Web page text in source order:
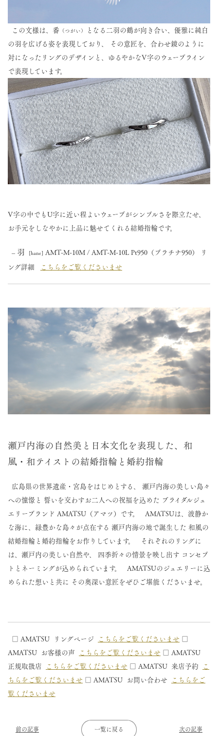
この文様は、番 （つがい）
となる二羽の鶴が向き合い、優雅に純白
の羽を広げる姿を表現しており、 その意匠を、合わせ鏡のように
対になったリングのデザインと、ゆるやかなV字のウェーブライン
で表現しています。
V字の中でもU字に近い程よいウェーブがシンプルさを際立たせ、
お手元をしなやかに上品に魅せてくれる結婚指輪です。
– 羽 [hane] AMT-M-10M / AMT-M-10L Pt950（プラチナ950） リ
ング詳細 こちらをご覧くださいませ
瀬戸内海の自然美と日本文化を表現した、和
風・和テイストの結婚指輪と婚約指輪
広島県の世界遺産・宮島をはじめとする、 瀬戸内海の美しい島々
への憧憬と 誓いを交わすお二人への祝福を込めた ブライダルジュ
エリーブランド AMATSU（アマツ）です。 AMATSUは、波静か
な海に、緑豊かな島々が点在する 瀬戸内海の地で誕生した 和風の
結婚指輪と婚約指輪をお作りしています。 それぞれのリングに
は、瀬戸内の美しい自然や、 四季折々の情景を映し出す コンセプ
トとネーミングが込められています。 AMATSUのジュエリーに込
められた想いと共に その奥深い意匠をぜひご堪能くださいませ。
□ AMATSU リングページ こちらをご覧くださいませ □
AMATSU お客様の声 こちらをご覧くださいませ □ AMATSU
正規取扱店 こちらをご覧くださいませ □ AMATSU 来店予約 こ
ちらをご覧くださいませ □ AMATSU お問い合わせ こちらをご
覧くださいませ
前の記事 一覧に戻る 次の記事